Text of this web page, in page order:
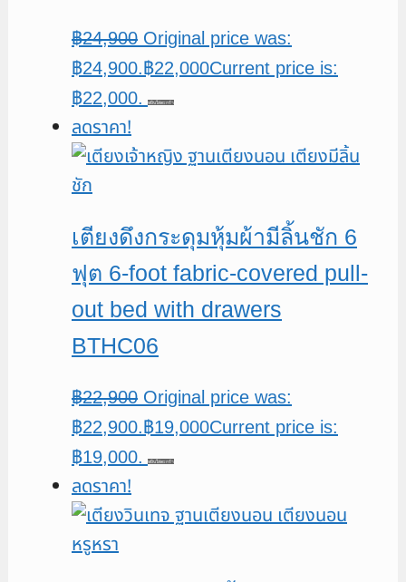
฿24,900 Original price was:
฿24,900.฿22,000Current price is:
฿22,000.
หยิบใส่ตะกร้า
ลดราคา!
เตียงดึงกระดุมหุ้มผ้ามีลิ้นชัก 6
ฟุต 6-foot fabric-covered pull-
out bed with drawers
BTHC06
฿22,900 Original price was:
฿22,900.฿19,000Current price is:
฿19,000.
หยิบใส่ตะกร้า
ลดราคา!